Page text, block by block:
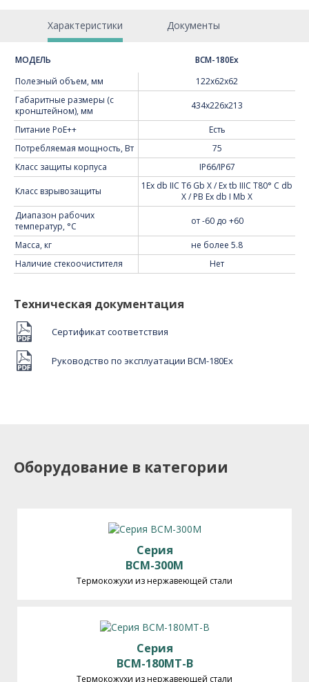
Характеристики Документы
МОДЕЛЬ
BCM-180Ex
Полезный объем, мм
122x62x62
Габаритные размеры (с
кронштейном), мм
434x226x213
Питание PoE++
Есть
Потребляемая мощность, Вт
75
Класс защиты корпуса
IP66/IP67
Класс взрывозащиты
1Ех db IIC T6 Gb X / Ех tb IIIC T80° C db
X / PB Ex db I Mb X
Диапазон рабочих
температур, °C
от -60 до +60
Масса, кг
не более 5.8
Наличие стекоочистителя
Нет
Техническая документация
Сертификат соответствия
Руководство по эксплуатации BCM-180Ex
Оборудование в категории
Серия
BCM-300M
Термокожухи из нержавеющей стали
Серия
BCM-180MT-B
Термокожухи из нержавеющей стали